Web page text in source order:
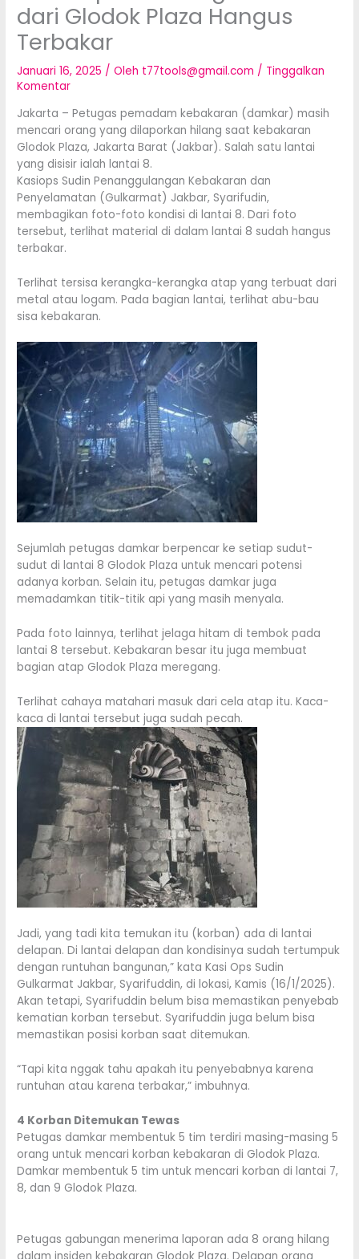
dari Glodok Plaza Hangus
Terbakar
Januari 16, 2025 / Oleh t77tools@gmail.com / Tinggalkan
Komentar
Jakarta – Petugas pemadam kebakaran (damkar) masih
mencari orang yang dilaporkan hilang saat kebakaran
Glodok Plaza, Jakarta Barat (Jakbar). Salah satu lantai
yang disisir ialah lantai 8.
Kasiops Sudin Penanggulangan Kebakaran dan
Penyelamatan (Gulkarmat) Jakbar, Syarifudin,
membagikan foto-foto kondisi di lantai 8. Dari foto
tersebut, terlihat material di dalam lantai 8 sudah hangus
terbakar.
Terlihat tersisa kerangka-kerangka atap yang terbuat dari
metal atau logam. Pada bagian lantai, terlihat abu-bau
sisa kebakaran.
Sejumlah petugas damkar berpencar ke setiap sudut-
sudut di lantai 8 Glodok Plaza untuk mencari potensi
adanya korban. Selain itu, petugas damkar juga
memadamkan titik-titik api yang masih menyala.
Pada foto lainnya, terlihat jelaga hitam di tembok pada
lantai 8 tersebut. Kebakaran besar itu juga membuat
bagian atap Glodok Plaza meregang.
Terlihat cahaya matahari masuk dari cela atap itu. Kaca-
kaca di lantai tersebut juga sudah pecah.
Jadi, yang tadi kita temukan itu (korban) ada di lantai
delapan. Di lantai delapan dan kondisinya sudah tertumpuk
dengan runtuhan bangunan,” kata Kasi Ops Sudin
Gulkarmat Jakbar, Syarifuddin, di lokasi, Kamis (16/1/2025).
Akan tetapi, Syarifuddin belum bisa memastikan penyebab
kematian korban tersebut. Syarifuddin juga belum bisa
memastikan posisi korban saat ditemukan.
“Tapi kita nggak tahu apakah itu penyebabnya karena
runtuhan atau karena terbakar,” imbuhnya.
4 Korban Ditemukan Tewas
Petugas damkar membentuk 5 tim terdiri masing-masing 5
orang untuk mencari korban kebakaran di Glodok Plaza.
Damkar membentuk 5 tim untuk mencari korban di lantai 7,
8, dan 9 Glodok Plaza.
Petugas gabungan menerima laporan ada 8 orang hilang
dalam insiden kebakaran Glodok Plaza. Delapan orang